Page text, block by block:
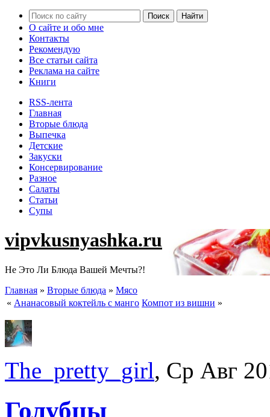
О сайте и обо мне
Контакты
Рекомендую
Все статьи сайта
Реклама на сайте
Книги
RSS-лента
Главная
Вторые блюда
Выпечка
Детские
Закуски
Консервирование
Разное
Салаты
Статьи
Супы
vipvkusnyashka.ru
Не Это Ли Блюда Вашей Мечты?!
Главная » Вторые блюда » Мясо
« Ананасовый коктейль с манго Компот из вишни »
The_pretty_girl, Ср Авг
Голубцы